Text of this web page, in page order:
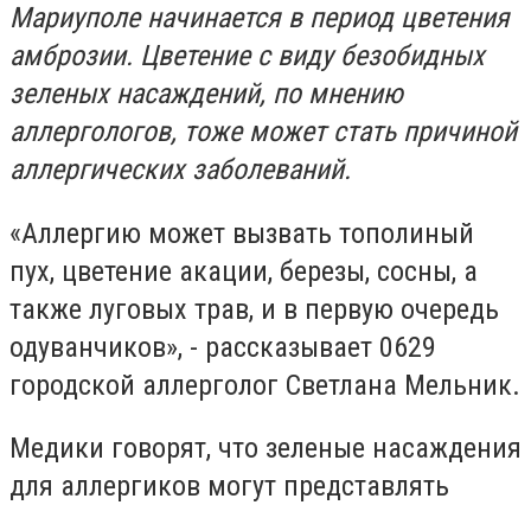
Мариуполе начинается в период цветения
амброзии. Цветение с виду безобидных
зеленых насаждений, по мнению
аллергологов, тоже может стать причиной
аллергических заболеваний.
«Аллергию может вызвать тополиный
пух, цветение акации, березы, сосны, а
также луговых трав, и в первую очередь
одуванчиков», - рассказывает 0629
городской аллерголог Светлана Мельник.
Медики говорят, что зеленые насаждения
для аллергиков могут представлять